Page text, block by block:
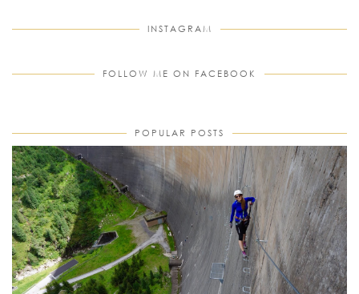
INSTAGRAM
FOLLOW ME ON FACEBOOK
POPULAR POSTS